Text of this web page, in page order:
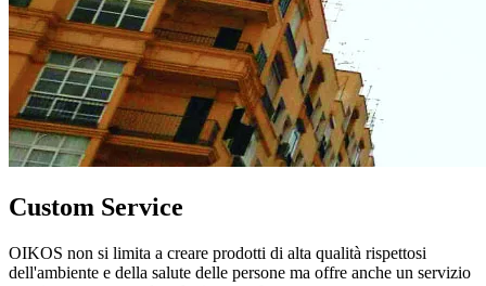
Custom Service
OIKOS non si limita a creare prodotti di alta qualità rispettosi
dell'ambiente e della salute delle persone ma offre anche un servizio